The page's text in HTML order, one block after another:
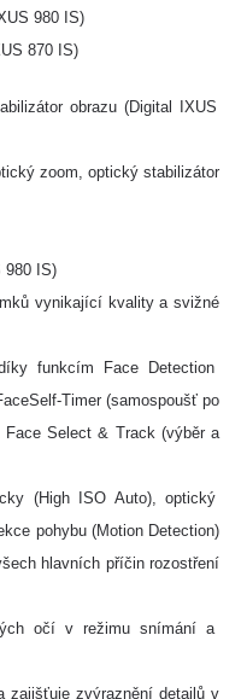
980 IS)
870 IS)
obrazu (Digital IXUS
zoom, optický stabilizátor
980 IS)
vynikající kvality a svižné
funkcím Face Detection
Timer (samospoušť po
Select & Track (výběr a
(High ISO Auto), optický
pohybu (Motion Detection)
hlavních příčin rozostření
očí v režimu snímání a
zajišťuje zvýraznění detailů v